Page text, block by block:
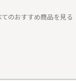
てのおすすめ商品を見る